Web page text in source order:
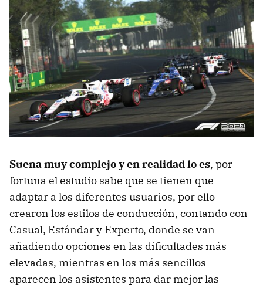
Suena muy complejo y en realidad lo es, por
fortuna el estudio sabe que se tienen que
adaptar a los diferentes usuarios, por ello
crearon los estilos de conducción, contando con
Casual, Estándar y Experto, donde se van
añadiendo opciones en las dificultades más
elevadas, mientras en los más sencillos
aparecen los asistentes para dar mejor las